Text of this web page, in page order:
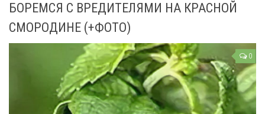
БОРЕМСЯ С ВРЕДИТЕЛЯМИ НА КРАСНОЙ
СМОРОДИНЕ (+ФОТО)
0